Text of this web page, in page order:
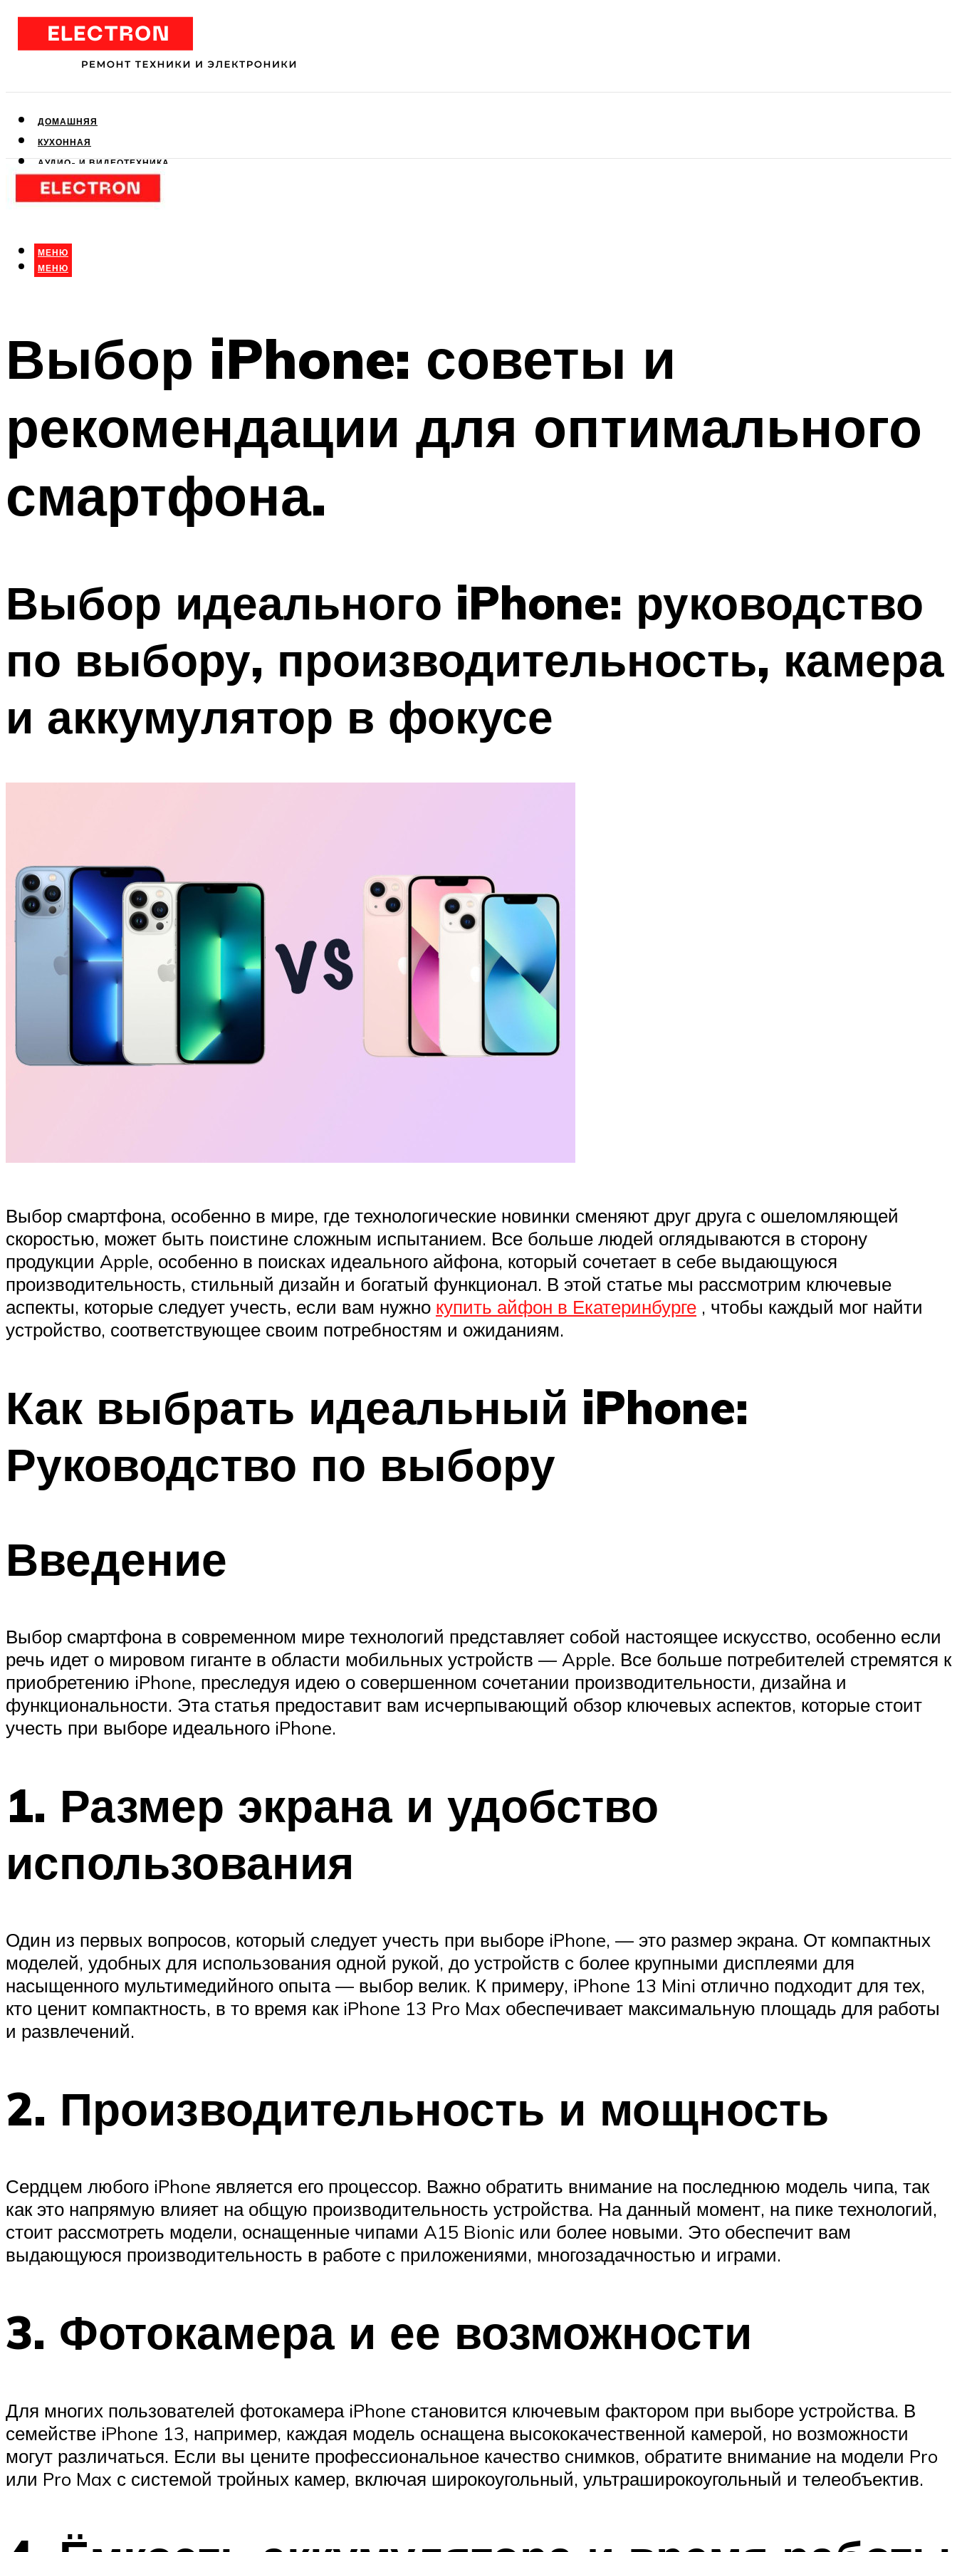
ДОМАШНЯЯ
КУХОННАЯ
АУДИО- И ВИДЕОТЕХНИКА
КЛИМАТИЧЕСКАЯ
ДЛЯ КРАСОТЫ
МЕНЮ
МЕНЮ
Выбор iPhone: советы и
рекомендации для оптимального
смартфона.
Выбор идеального iPhone: руководство
по выбору, производительность, камера
и аккумулятор в фокусе
Выбор смартфона, особенно в мире, где технологические новинки сменяют друг друга с ошеломляющей
скоростью, может быть поистине сложным испытанием. Все больше людей оглядываются в сторону
продукции Apple, особенно в поисках идеального айфона, который сочетает в себе выдающуюся
производительность, стильный дизайн и богатый функционал. В этой статье мы рассмотрим ключевые
аспекты, которые следует учесть, если вам нужно купить айфон в Екатеринбурге , чтобы каждый мог найти
устройство, соответствующее своим потребностям и ожиданиям.
Как выбрать идеальный iPhone:
Руководство по выбору
Введение
Выбор смартфона в современном мире технологий представляет собой настоящее искусство, особенно если
речь идет о мировом гиганте в области мобильных устройств — Apple. Все больше потребителей стремятся к
приобретению iPhone, преследуя идею о совершенном сочетании производительности, дизайна и
функциональности. Эта статья предоставит вам исчерпывающий обзор ключевых аспектов, которые стоит
учесть при выборе идеального iPhone.
1. Размер экрана и удобство
использования
Один из первых вопросов, который следует учесть при выборе iPhone, — это размер экрана. От компактных
моделей, удобных для использования одной рукой, до устройств с более крупными дисплеями для
насыщенного мультимедийного опыта — выбор велик. К примеру, iPhone 13 Mini отлично подходит для тех,
кто ценит компактность, в то время как iPhone 13 Pro Max обеспечивает максимальную площадь для работы
и развлечений.
2. Производительность и мощность
Сердцем любого iPhone является его процессор. Важно обратить внимание на последнюю модель чипа, так
как это напрямую влияет на общую производительность устройства. На данный момент, на пике технологий,
стоит рассмотреть модели, оснащенные чипами A15 Bionic или более новыми. Это обеспечит вам
выдающуюся производительность в работе с приложениями, многозадачностью и играми.
3. Фотокамера и ее возможности
Для многих пользователей фотокамера iPhone становится ключевым фактором при выборе устройства. В
семействе iPhone 13, например, каждая модель оснащена высококачественной камерой, но возможности
могут различаться. Если вы цените профессиональное качество снимков, обратите внимание на модели Pro
или Pro Max с системой тройных камер, включая широкоугольный, ультраширокоугольный и телеобъектив.